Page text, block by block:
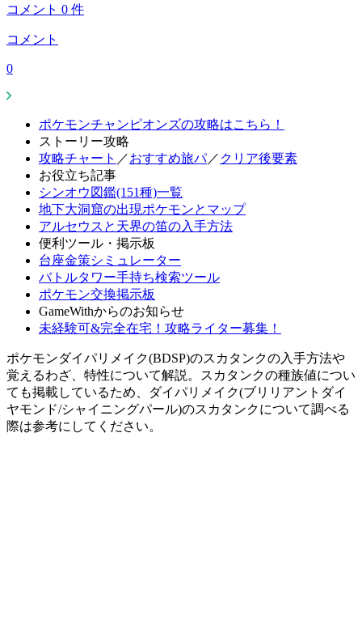
コメント 0 件
コメント
0
ポケモンチャンピオンズの攻略はこちら！
ストーリー攻略
攻略チャート ／おすすめ旅パ／ クリア後要素
お役立ち記事
シンオウ図鑑(151種)一覧
地下大洞窟の出現ポケモンとマップ
アルセウスと天界の笛の入手方法
便利ツール・掲示板
台座金策シミュレーター
バトルタワー手持ち検索ツール
ポケモン交換掲示板
GameWithからのお知らせ
未経験可&完全在宅！攻略ライター募集！
ポケモンダイパリメイク(BDSP)のスカタンクの入手方法や
覚えるわざ、特性について解説。スカタンクの種族値につい
ても掲載しているため、ダイパリメイク(ブリリアントダイ
ヤモンド/シャイニングパール)のスカタンクについて調べる
際は参考にしてください。